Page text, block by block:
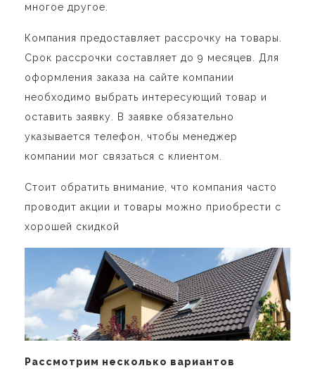
многое другое.
Компания предоставляет рассрочку на товары.
Срок рассрочки составляет до 9 месяцев. Для
оформления заказа на сайте компании
необходимо выбрать интересующий товар и
оставить заявку. В заявке обязательно
указывается телефон, чтобы менеджер
компании мог связаться с клиентом.
Стоит обратить внимание, что компания часто
проводит акции и товары можно приобрести с
хорошей скидкой
Рассмотрим несколько вариантов